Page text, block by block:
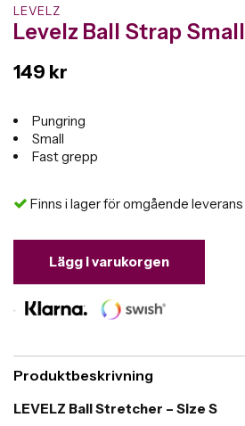
LEVELZ
Levelz Ball Strap Small
149 kr
Pungring
Small
Fast grepp
Finns i lager för omgående leverans
Lägg i varukorgen
Produktbeskrivning
LEVELZ Ball Stretcher – Size S